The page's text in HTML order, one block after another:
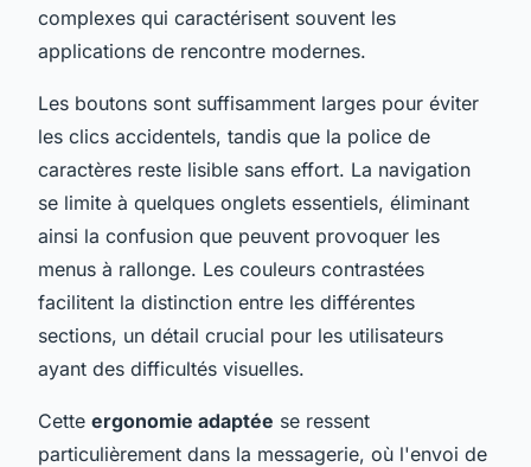
complexes qui caractérisent souvent les
applications de rencontre modernes.
Les boutons sont suffisamment larges pour éviter
les clics accidentels, tandis que la police de
caractères reste lisible sans effort. La navigation
se limite à quelques onglets essentiels, éliminant
ainsi la confusion que peuvent provoquer les
menus à rallonge. Les couleurs contrastées
facilitent la distinction entre les différentes
sections, un détail crucial pour les utilisateurs
ayant des difficultés visuelles.
Cette ergonomie adaptée se ressent
particulièrement dans la messagerie, où l'envoi de